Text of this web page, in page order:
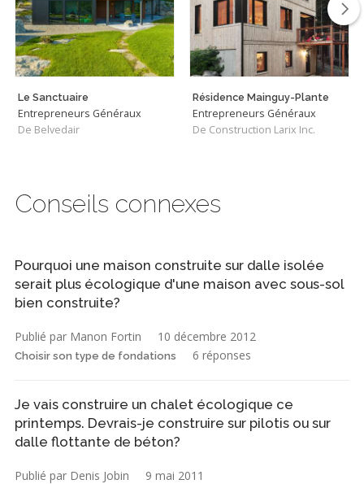
Le Sanctuaire
Entrepreneurs Généraux
De Belvedair
Résidence Mainguy-Plante
Entrepreneurs Généraux
De Construction Larix Inc.
Conseils connexes
Pourquoi une maison construite sur dalle isolée
serait plus écologique d'une maison avec sous-sol
bien construite?
Publié par Manon Fortin 10 décembre 2012
Choisir son type de fondations 6 réponses
Je vais construire un chalet écologique ce
printemps. Devrais-je construire sur pilotis ou sur
dalle flottante de béton?
Publié par Denis Jobin 9 mai 2011